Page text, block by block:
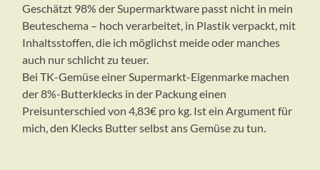
Geschätzt 98% der Supermarktware passt nicht in mein
Beuteschema – hoch verarbeitet, in Plastik verpackt, mit
Inhaltsstoffen, die ich möglichst meide oder manches
auch nur schlicht zu teuer.
Bei TK-Gemüse einer Supermarkt-Eigenmarke machen
der 8%-Butterklecks in der Packung einen
Preisunterschied von 4,83€ pro kg. Ist ein Argument für
mich, den Klecks Butter selbst ans Gemüse zu tun.